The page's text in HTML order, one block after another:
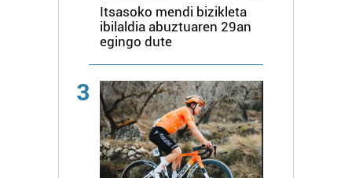
Itsasoko mendi bizikleta
ibilaldia abuztuaren 29an
egingo dute
3